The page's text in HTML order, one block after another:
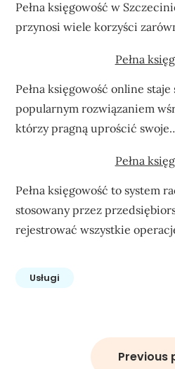
Pełna księgowość w
przynosi wiele korzyści
Pełna
Pełna księgowość online
popularnym rozwiązaniem
którzy pragną uprościć
Pełna
Pełna księgowość to system
stosowany przez
rejestrować wszystkie
Usługi
Previous